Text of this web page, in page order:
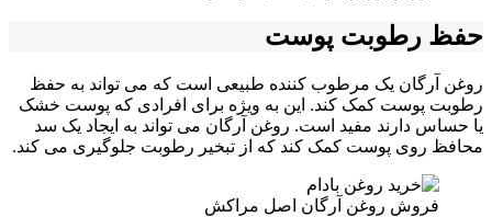
حفظ رطوبت پوست
روغن آرگان یک مرطوب کننده طبیعی است که می تواند به حفظ
رطوبت پوست کمک کند. این به ویژه برای افرادی که پوست خشک
یا حساس دارند مفید است. روغن آرگان می تواند به ایجاد یک سد
محافظ روی پوست کمک کند که از تبخیر رطوبت جلوگیری می کند.
فروش روغن آرگان اصل مراکش